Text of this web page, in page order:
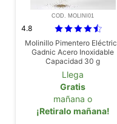
COD. MOLINI01
4.8
Molinillo Pimentero
Gadnic Acero Inoxidable
Capacidad 30 g
Llega
Gratis
mañana o
¡Retiralo mañana!